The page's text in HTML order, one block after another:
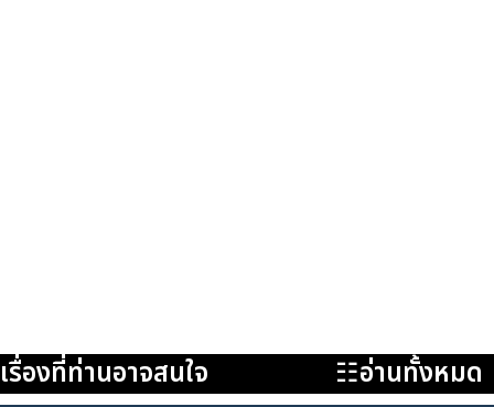
เรื่องที่ท่านอาจสนใจ ☷อ่านทั้งหมด